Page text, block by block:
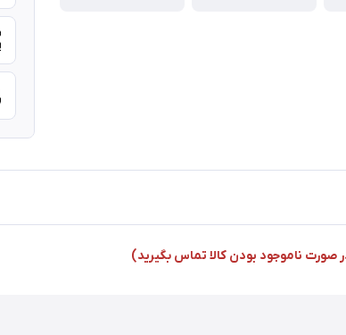
صورت ناموجود بودن کالا تماس بگیرید)